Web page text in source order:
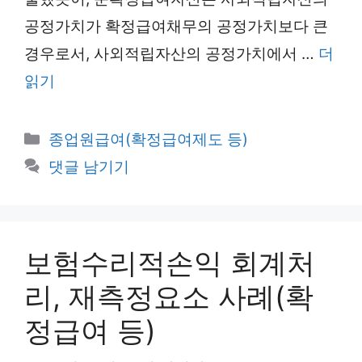
공정가치가 확정급여채무의 공정가치보다 큰
경우로서, 사외적립자산의 공정가치에서 … 더
읽기
카
테
고
종업원급여(확정급여제도 등)
댓글 남기기
보험수리적손익 회계처
리, 재측정요소 사례(확
정급여 등)